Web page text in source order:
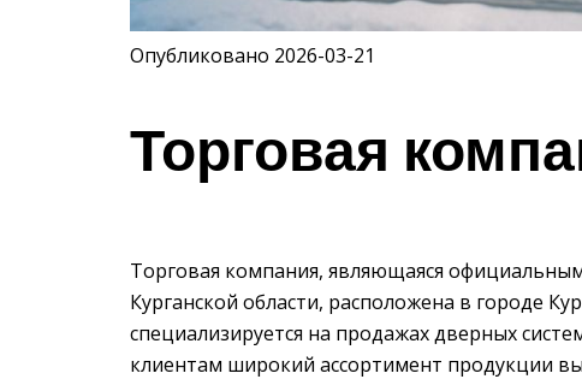
Опубликовано 2026-03-21
Торговая
Торговая компания, являющаяся
Курганской области, расположена в городе
специализируется на продажах дверных
клиентам широкий ассортимент продукции